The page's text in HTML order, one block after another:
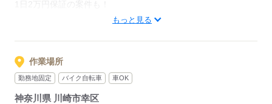
自由につくれることも転職して良かった点です。
収入を上げたい方や、
会社にしばられない働き方をしたい方におススメで
す。
応募する
・スタート支度金50,000円支給
・採用お祝い金
・前払い制度
・日払い、週払いOK
・現金手渡しOK
もっと見る
作業場所
勤務地固定 バイク自転車 車OK
神奈川県 川崎市幸区